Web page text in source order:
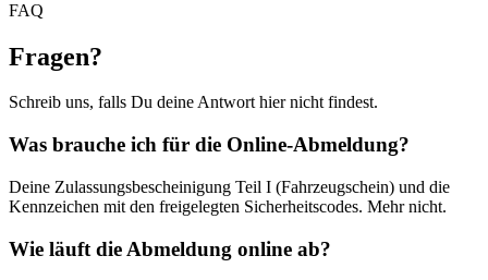
FAQ
Fragen?
Schreib uns, falls Du deine Antwort hier nicht findest.
Was brauche ich für die Online-Abmeldung?
Deine Zulassungsbescheinigung Teil I (Fahrzeugschein) und die
Kennzeichen mit den freigelegten Sicherheitscodes. Mehr nicht.
Wie läuft die Abmeldung online ab?